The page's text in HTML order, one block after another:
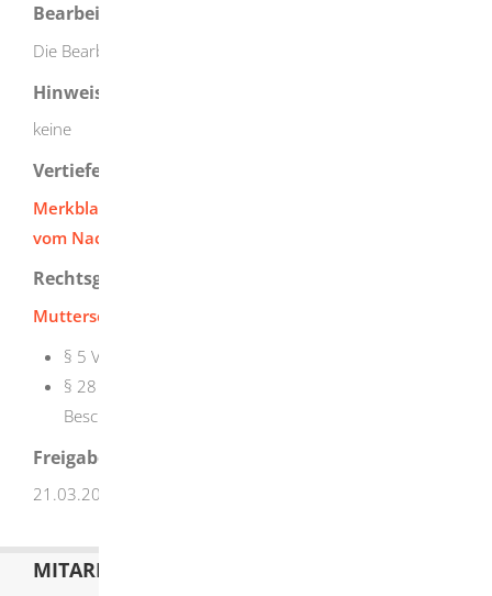
Bearbeitungsdauer
Die Bearbeitungsdauer beträgt bis zu 6 Wochen.
Hinweise
keine
Vertiefende Informationen
Merkblatt - Anträge auf Ausnahmegenehmigung
vom Nachtarbeitsverbot
Rechtsgrundlage
Mutterschutzgesetz (MuschG
§ 5 Verbot der Nachtarbeit
§ 28 Behördliches Genehmigungsverfahren für eine
Beschäftigung zwischen 20 Uhr und 22 Uhr
Freigabevermerk
21.03.2025 Wirtschaftsministerium Baden-Württemberg
MITARBEITERLISTE